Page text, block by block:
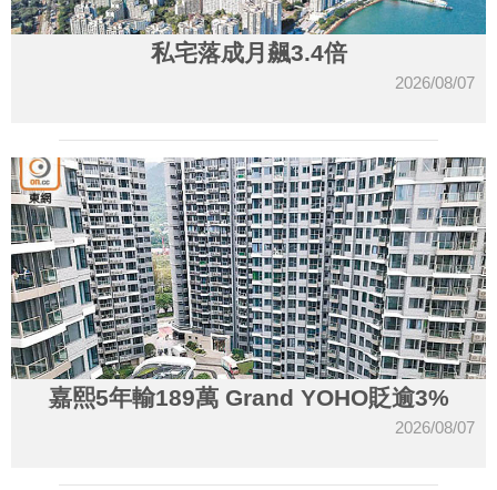
私宅落成月飆3.4倍
2026/08/07
嘉熙5年輸189萬 Grand YOHO貶逾3%
2026/08/07